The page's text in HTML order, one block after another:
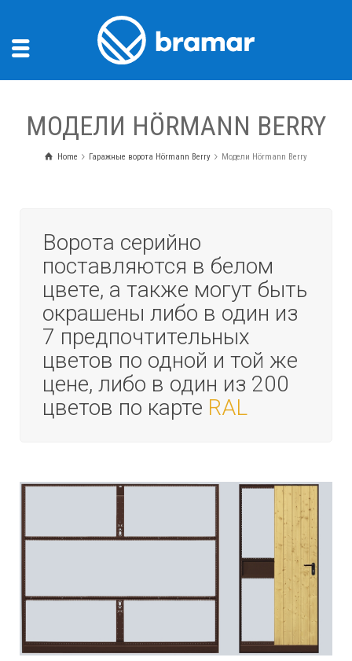
МОДЕЛИ HÖRMANN BERRY
Home Гаражные ворота Hörmann Berry Модели Hörmann Berry
Ворота серийно
поставляются в белом
цвете, а также могут быть
окрашены либо в один из
7 предпочтительных
цветов по одной и той же
цене, либо в один из 200
цветов по карте RAL